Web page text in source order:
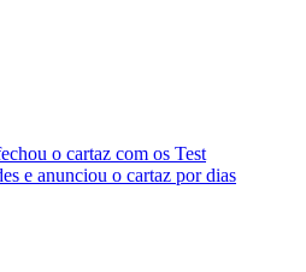
o cartaz com os Test
e anunciou o cartaz por dias